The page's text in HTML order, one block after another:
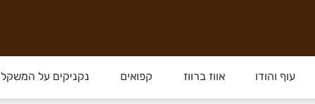
עוף והודו אווז ברווז קפואים נקניקים על המשקל